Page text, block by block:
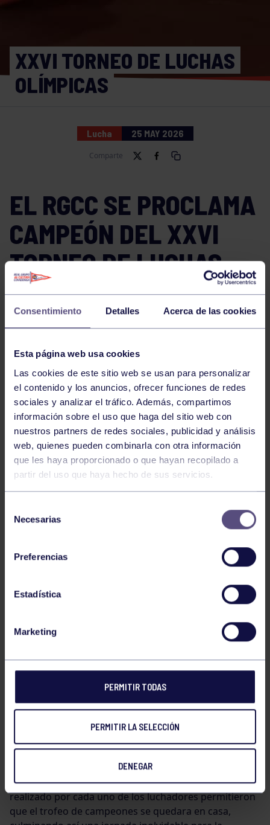
Consentimiento Detalles Acerca de las cookies
Esta página web usa cookies
Las cookies de este sitio web se usan para personalizar
el contenido y los anuncios, ofrecer funciones de redes
sociales y analizar el tráfico. Además, compartimos
información sobre el uso que haga del sitio web con
nuestros partners de redes sociales, publicidad y análisis
web, quienes pueden combinarla con otra información
que les haya proporcionado o que hayan recopilado a
partir del uso que haya hecho de sus servicios.
Necesarias
Preferencias
Estadística
Marketing
PERMITIR TODAS
PERMITIR LA SELECCIÓN
DENEGAR
XXVI TORNEO DE LUCHAS
OLÍMPICAS
Lucha 25 MAY 2026
Comparte
EL RGCC SE PROCLAMA
CAMPEÓN DEL XXVI
TORNEO DE LUCHAS
OLÍMPICAS
El pasado 16 de mayo de 2026 se celebró el XXVI
Torneo R.G.C.C. de Luchas Olímpicas, una intensa
centenar de luchadores y que contó con la
participación del Club de Lucha San Lorenzo, la
Federación de Castilla y León y el Club Óscar
Fernández de Avilés, además del equipo anfitrión.
El Real Grupo de Cultura Covadonga firmó una
actuación sobresaliente y logró proclamarse campeón
por clubes tras sumar un total de 432 puntos,
El conjunto grupista completó una espectacular
competición, consiguiendo un total de 32 medallas:
14 oros
7 bronces
Nuestros deportistas demostraron un gran nivel
competitivo tanto en categoría Senior en modalidad
libre como en las categorías de base e infantiles,
desde U5 hasta U17, dominando numerosos podios a
El esfuerzo colectivo, la constancia y el gran trabajo
realizado por cada uno de los luchadores permitieron
que el trofeo de campeones se quedara en casa,